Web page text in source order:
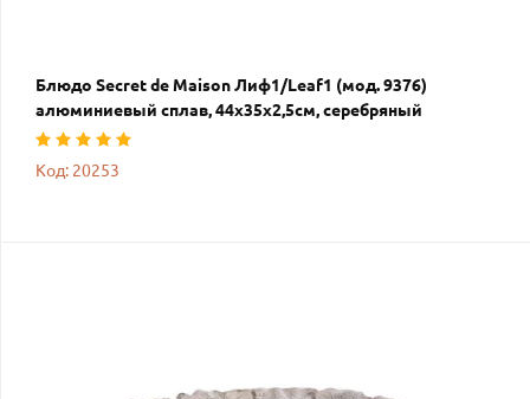
Блюдо Secret de Maison Лиф1/Leaf1 (мод. 9376)
алюминиевый сплав, 44х35х2,5см, серебряный
Код: 20253